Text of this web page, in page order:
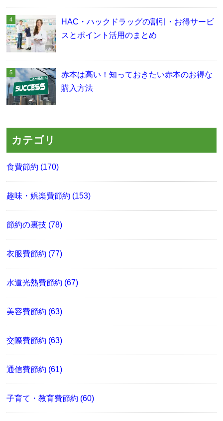
HAC・ハックドラッグの割引・お得サービ
スとポイント活用のまとめ
赤本は高い！知っておきたい赤本のお得な
購入方法
カテゴリ
食費節約 (170)
趣味・娯楽費節約 (153)
節約の裏技 (78)
衣服費節約 (77)
水道光熱費節約 (67)
美容費節約 (63)
交際費節約 (63)
通信費節約 (61)
子育て・教育費節約 (60)